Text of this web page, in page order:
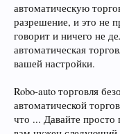
автоматическую
разрешение, и это не
говорит и ничего не
автоматическая
вашей настройки.
Robo-auto торговля
автоматической
что ... Давайте